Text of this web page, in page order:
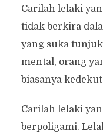
Carilah lelaki
tidak berkira
yang suka tunjuk
mental, orang
biasanya
Carilah lelaki
berpoligami.